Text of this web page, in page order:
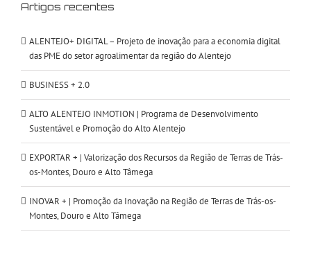
Artigos recentes
ALENTEJO+ DIGITAL – Projeto de inovação para a economia digital
das PME do setor agroalimentar da região do Alentejo
BUSINESS + 2.0
ALTO ALENTEJO INMOTION | Programa de Desenvolvimento
Sustentável e Promoção do Alto Alentejo
EXPORTAR + | Valorização dos Recursos da Região de Terras de Trás-
os-Montes, Douro e Alto Tâmega
INOVAR + | Promoção da Inovação na Região de Terras de Trás-os-
Montes, Douro e Alto Tâmega